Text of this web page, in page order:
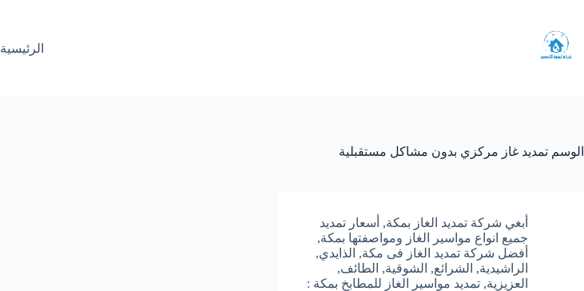
المحتوى
الرئيسية
الوسم تمديد غاز مركزي بدون مشاكل مستقبلية
أبغي شركة تمديد الغاز بمكة, أسعار تمديد
جميع انواع مواسير الغاز ومواصفتها بمكة,
أفضل شركة تمديد الغاز فى مكة, الذايدي,
الراشيدية, الشرائع, الشوقية, الطائف,
العزيزية, تمديد مواسير الغاز للمطابخ بمكة :